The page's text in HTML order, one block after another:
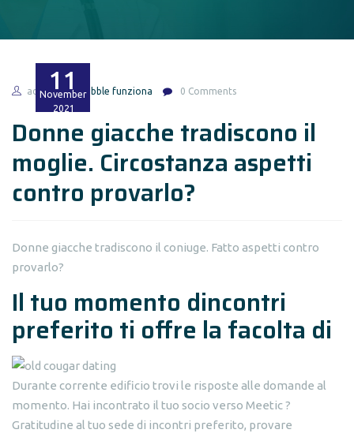
11
November
2021
admin dabble funziona 0 Comments
Donne giacche tradiscono il
moglie. Circostanza aspetti
contro provarlo?
Donne giacche tradiscono il coniuge. Fatto aspetti contro
provarlo?
Il tuo momento dincontri
preferito ti offre la facolta di
Durante corrente edificio trovi le risposte alle domande al
momento. Hai incontrato il tuo socio verso Meetic ?
Gratitudine al tuo sede di incontri preferito, provare